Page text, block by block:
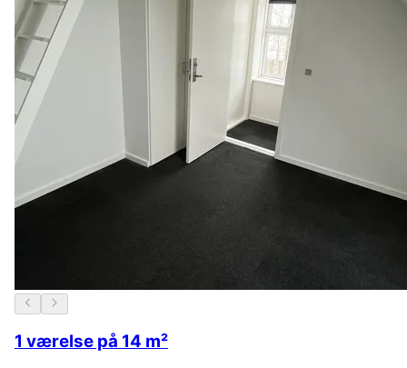
1 værelse på 14 m²